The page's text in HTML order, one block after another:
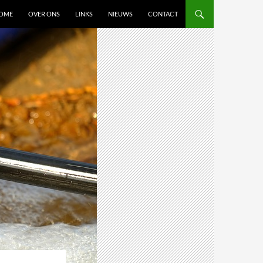
OVER ONS LINKS NIEUWS CONTACT